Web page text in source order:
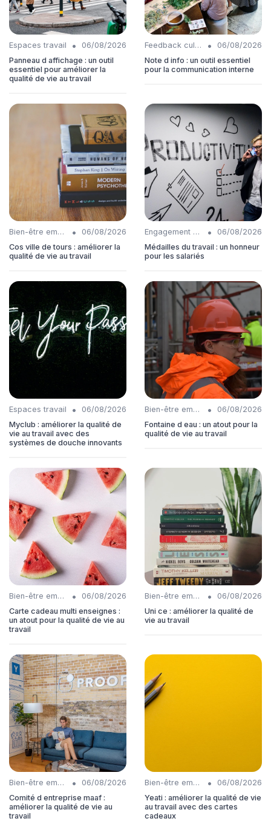
Espaces travail •
06/08/2026
Panneau d affichage : un outil
essentiel pour améliorer la
qualité de vie au travail
Feedback culture •
06/08/2026
Note d info : un outil essentiel
pour la communication interne
Bien-être employés •
06/08/2026
Cos ville de tours : améliorer la
qualité de vie au travail
Engagement collaborateurs •
06/08/2026
Médailles du travail : un honneur
pour les salariés
Espaces travail •
06/08/2026
Myclub : améliorer la qualité de
vie au travail avec des
systèmes de douche innovants
Bien-être employés •
06/08/2026
Fontaine d eau : un atout pour la
qualité de vie au travail
Bien-être employés •
06/08/2026
Carte cadeau multi enseignes :
un atout pour la qualité de vie au
travail
Bien-être employés •
06/08/2026
Uni ce : améliorer la qualité de
vie au travail
Bien-être employés •
06/08/2026
Comité d entreprise maaf :
améliorer la qualité de vie au
travail
Bien-être employés •
06/08/2026
Yeati : améliorer la qualité de vie
au travail avec des cartes
cadeaux